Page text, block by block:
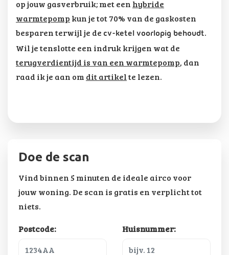
op jouw gasverbruik; met een hybride
warmtepomp kun je tot 70% van de gaskosten
besparen terwijl je de cv-ketel voorlopig behoudt.
Wil je tenslotte een indruk krijgen wat de
terugverdientijd is van een warmtepomp, dan
raad ik je aan om dit artikelte lezen.
Doe de scan
Vind binnen 5 minuten de ideale airco voor
jouw woning. De scan is gratis en verplicht tot
niets.
Postcode: Huisnummer: